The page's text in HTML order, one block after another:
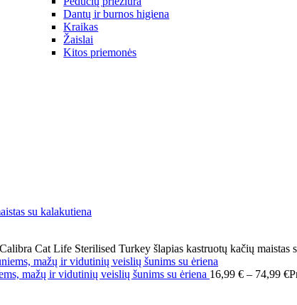
Dantų ir burnos higiena
Kraikas
Žaislai
Kitos priemonės
Calibra Cat Life Sterilised Turkey šlapias kastruotų kačių maistas
mažų ir vidutinių veislių šunims su ėriena 16,99 € – 74,99 €